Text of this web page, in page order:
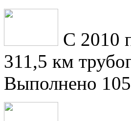
С 2010
311,5 км
Выполнено